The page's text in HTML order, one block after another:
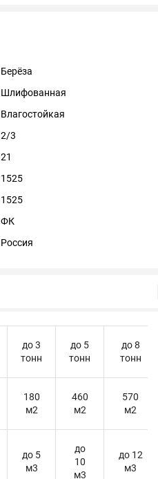
Берёза
Шлифованная
Влагостойкая
2/3
21
1525
1525
ФК
Россия
до 3
тонн
до 5
тонн
до 8
тонн
180
м2
460
м2
570
м2
до 5
м3
до
10
м3
до 12
м3